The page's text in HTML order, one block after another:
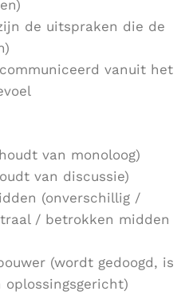
de uitspraken die de
vanuit het
van monoloog)
van discussie)
(onverschillig /
/ betrokken midden
(wordt gedoogd, is
oplossingsgericht)